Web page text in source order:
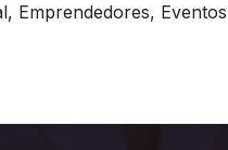
, Emprendedores, Eventos